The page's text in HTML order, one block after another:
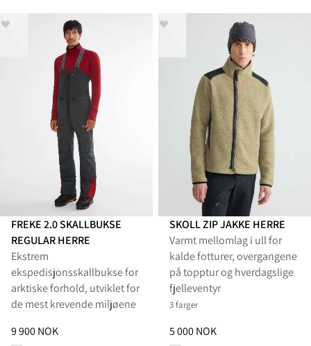
FREKE 2.0 SKALLBUKSE
REGULAR HERRE
Ekstrem
ekspedisjonsskallbukse for
arktiske forhold, utviklet for
de mest krevende miljøene
Pris:9 900 NOK, redusert fra 9 900 NOK
9 900 NOK
SKOLL ZIP JAKKE HERRE
Varmt mellomlag i ull for
kalde fotturer, overgangene
på topptur og hverdagslige
fjelleventyr
3 farger
Pris:5 000 NOK, redusert fra 5
5 000 NOK